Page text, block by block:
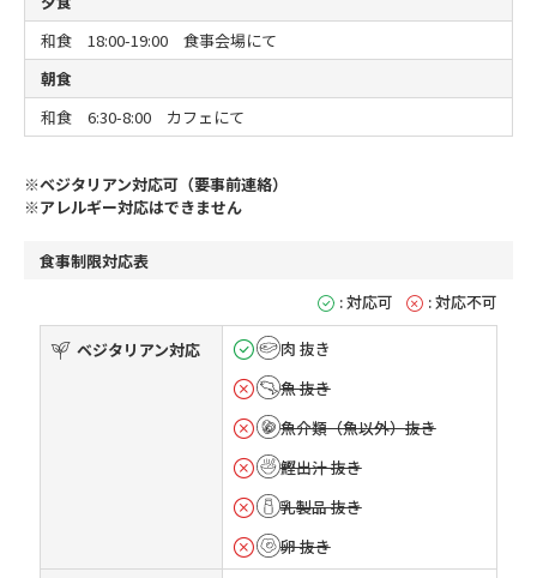
和食 18:00-19:00 食事会場にて
朝食
和食 6:30-8:00 カフェにて
※ベジタリアン対応可（要事前連絡）
※アレルギー対応はできません
食事制限対応表
: 対応可
: 対応不可
ベジタリアン対応
肉 抜き
魚 抜き
魚介類（魚以外）抜き
鰹出汁 抜き
乳製品 抜き
卵 抜き